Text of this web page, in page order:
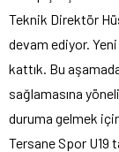
Teknik Direktör
devam ediyor.
kattık. Bu
sağlamasına
duruma gelmek
Tersane Spor U19